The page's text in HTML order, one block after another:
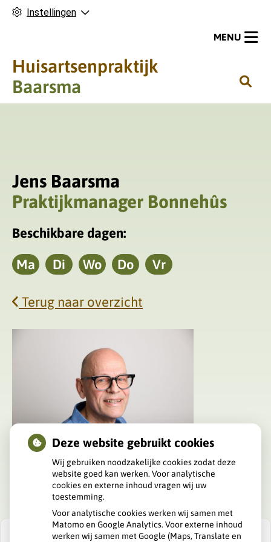
Instellingen
Huisartsenpraktijk
Baarsma
H
o
MENU
Jens Baarsma
Praktijkmanager Bonnehûs
Beschikbare dagen:
Maandag
Ma Dinsdag
Di Woensdag
Wo Donderdag
Do Vrijdag
Vr
Terug naar overzicht
Deze website gebruikt cookies
Wij gebruiken noodzakelijke cookies zodat deze
website goed kan werken. Voor analytische
cookies en externe inhoud vragen wij uw
toestemming.
Voor analytische cookies werken wij samen met
Matomo en Google Analytics. Voor externe inhoud
werken wij samen met Google (Maps, Translate en